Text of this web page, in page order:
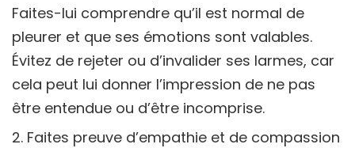
Faites-lui comprendre qu’il est normal de
pleurer et que ses émotions sont valables.
Évitez de rejeter ou d’invalider ses larmes, car
cela peut lui donner l’impression de ne pas
être entendue ou d’être incomprise.
Faites preuve d’empathie et de compassion